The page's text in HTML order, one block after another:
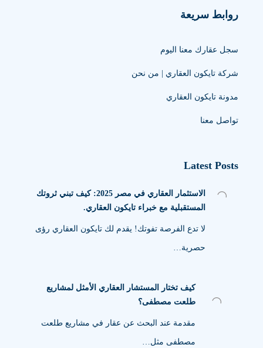
روابط سريعة
سجل عقارك معنا اليوم
شركة تايكون العقاري | من نحن
مدونة تايكون العقاري
تواصل معنا
Latest Posts
الاستثمار العقاري في مصر 2025: كيف تبني ثروتك
المستقبلية مع خبراء تايكون العقاري.
لا تدع الفرصة تفوتك! يقدم لك تايكون العقاري رؤى
حصرية…
كيف تختار المستشار العقاري الأمثل لمشاريع
طلعت مصطفى؟
مقدمة عند البحث عن عقار في مشاريع طلعت
مصطفى مثل…